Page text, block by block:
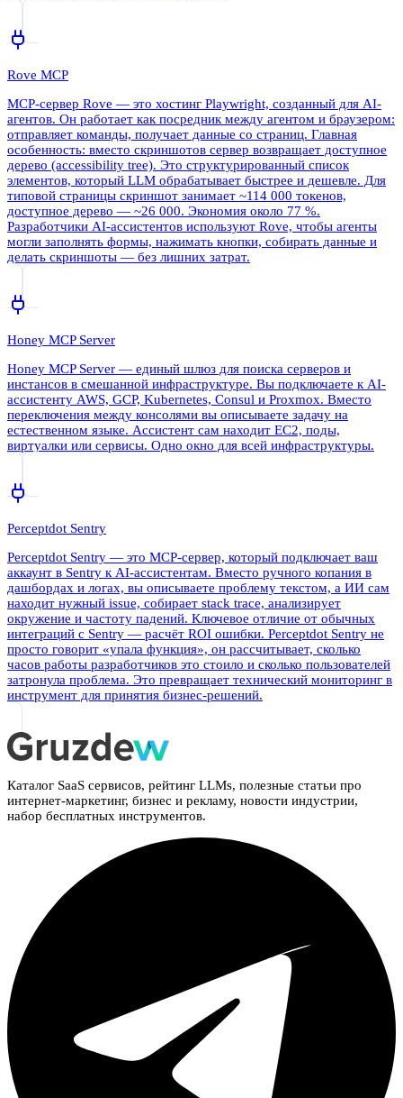
Rove MCP
MCP-сервер Rove — это хостинг Playwright, созданный для AI-
агентов. Он работает как посредник между агентом и браузером:
отправляет команды, получает данные со страниц. Главная
особенность: вместо скриншотов сервер возвращает доступное
дерево (accessibility tree). Это структурированный список
элементов, который LLM обрабатывает быстрее и дешевле. Для
типовой страницы скриншот занимает ~114 000 токенов,
доступное дерево — ~26 000. Экономия около 77 %.
Разработчики AI-ассистентов используют Rove, чтобы агенты
могли заполнять формы, нажимать кнопки, собирать данные и
делать скриншоты — без лишних затрат.
Honey MCP Server
Honey MCP Server — единый шлюз для поиска серверов и
инстансов в смешанной инфраструктуре. Вы подключаете к AI-
ассистенту AWS, GCP, Kubernetes, Consul и Proxmox. Вместо
переключения между консолями вы описываете задачу на
естественном языке. Ассистент сам находит EC2, поды,
виртуалки или сервисы. Одно окно для всей инфраструктуры.
Perceptdot Sentry
Perceptdot Sentry — это MCP-сервер, который подключает ваш
аккаунт в Sentry к AI-ассистентам. Вместо ручного копания в
дашбордах и логах, вы описываете проблему текстом, а ИИ сам
находит нужный issue, собирает stack trace, анализирует
окружение и частоту падений. Ключевое отличие от обычных
интеграций с Sentry — расчёт ROI ошибки. Perceptdot Sentry не
просто говорит «упала функция», он рассчитывает, сколько
часов работы разработчиков это стоило и сколько пользователей
затронула проблема. Это превращает технический мониторинг в
инструмент для принятия бизнес-решений.
Каталог SaaS сервисов, рейтинг LLMs, полезные статьи про
интернет-маркетинг, бизнес и рекламу, новости индустрии,
набор бесплатных инструментов.